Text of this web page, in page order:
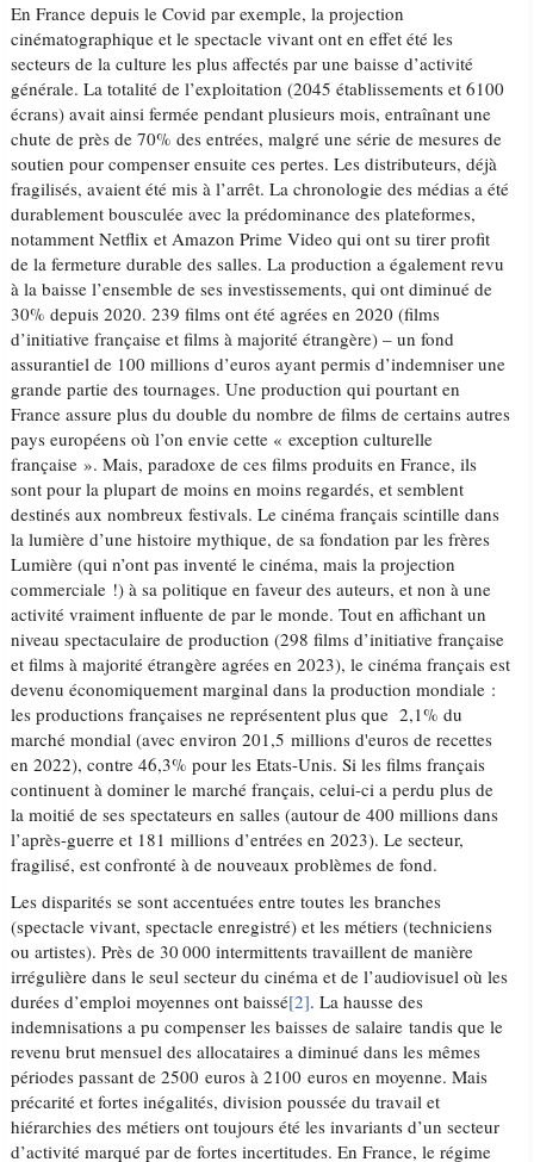
En France depuis le Covid par exemple, la projection
cinématographique et le spectacle vivant ont en effet été les
secteurs de la culture les plus affectés par une baisse d’activité
générale. La totalité de l’exploitation (2045 établissements et 6100
écrans) avait ainsi fermée pendant plusieurs mois, entraînant une
chute de près de 70% des entrées, malgré une série de mesures de
soutien pour compenser ensuite ces pertes. Les distributeurs, déjà
fragilisés, avaient été mis à l’arrêt. La chronologie des médias a été
durablement bousculée avec la prédominance des plateformes,
notamment Netflix et Amazon Prime Video qui ont su tirer profit
de la fermeture durable des salles. La production a également revu
à la baisse l’ensemble de ses investissements, qui ont diminué de
30% depuis 2020. 239 films ont été agrées en 2020 (films
d’initiative française et films à majorité étrangère) – un fond
assurantiel de 100 millions d’euros ayant permis d’indemniser une
grande partie des tournages. Une production qui pourtant en
France assure plus du double du nombre de films de certains autres
pays européens où l’on envie cette « exception culturelle
française ». Mais, paradoxe de ces films produits en France, ils
sont pour la plupart de moins en moins regardés, et semblent
destinés aux nombreux festivals. Le cinéma français scintille dans
la lumière d’une histoire mythique, de sa fondation par les frères
Lumière (qui n’ont pas inventé le cinéma, mais la projection
commerciale !) à sa politique en faveur des auteurs, et non à une
activité vraiment influente de par le monde. Tout en affichant un
niveau spectaculaire de production (298 films d’initiative française
et films à majorité étrangère agrées en 2023), le cinéma français est
devenu économiquement marginal dans la production mondiale :
les productions françaises ne représentent plus que 2,1% du
marché mondial (avec environ 201,5 millions d'euros de recettes
en 2022), contre 46,3% pour les Etats-Unis. Si les films français
continuent à dominer le marché français, celui-ci a perdu plus de
la moitié de ses spectateurs en salles (autour de 400 millions dans
l’après-guerre et 181 millions d’entrées en 2023). Le secteur,
fragilisé, est confronté à de nouveaux problèmes de fond.
Les disparités se sont accentuées entre toutes les branches
(spectacle vivant, spectacle enregistré) et les métiers (techniciens
ou artistes). Près de 30 000 intermittents travaillent de manière
irrégulière dans le seul secteur du cinéma et de l’audiovisuel où les
durées d’emploi moyennes ont baissé[2]. La hausse des
indemnisations a pu compenser les baisses de salaire tandis que le
revenu brut mensuel des allocataires a diminué dans les mêmes
périodes passant de 2500 euros à 2100 euros en moyenne. Mais
précarité et fortes inégalités, division poussée du travail et
hiérarchies des métiers ont toujours été les invariants d’un secteur
d’activité marqué par de fortes incertitudes. En France, le régime